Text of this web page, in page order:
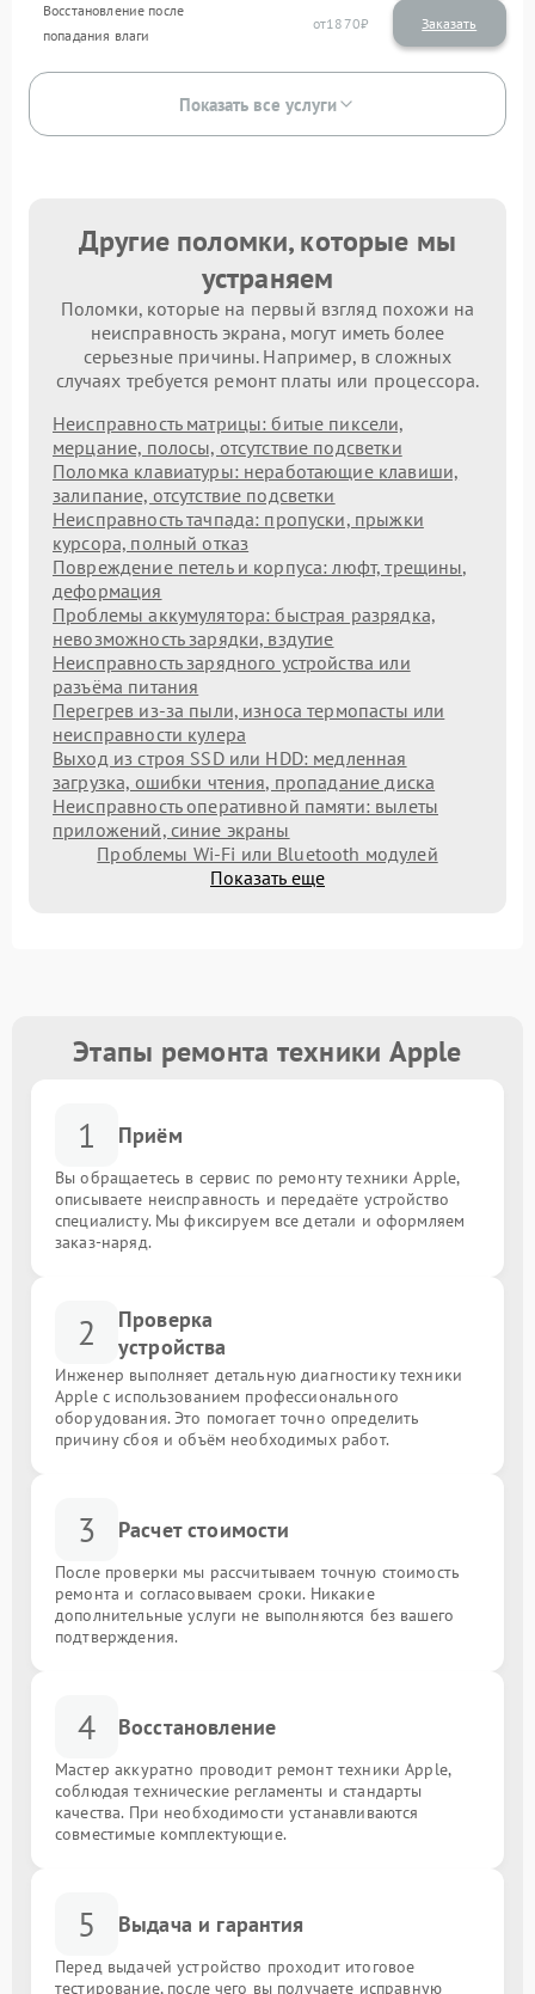
Восстановление после
попадания влаги
1870
Показать все услуги
Другие поломки, которые мы
устраняем
Поломки, которые на первый взгляд похожи на
неисправность экрана, могут иметь более
серьезные причины. Например, в сложных
случаях требуется ремонт платы или процессора.
Неисправность матрицы: битые пиксели,
мерцание, полосы, отсутствие подсветки
Поломка клавиатуры: неработающие клавиши,
залипание, отсутствие подсветки
Неисправность тачпада: пропуски, прыжки
курсора, полный отказ
Повреждение петель и корпуса: люфт, трещины,
деформация
Проблемы аккумулятора: быстрая разрядка,
невозможность зарядки, вздутие
Неисправность зарядного устройства или
разъёма питания
Перегрев из‑за пыли, износа термопасты или
неисправности кулера
Выход из строя SSD или HDD: медленная
загрузка, ошибки чтения, пропадание диска
Неисправность оперативной памяти: вылеты
приложений, синие экраны
Проблемы Wi‑Fi или Bluetooth модулей
Показать еще
Этапы ремонта техники Apple
1 Приём
Вы обращаетесь в сервис по ремонту техники Apple,
описываете неисправность и передаёте устройство
специалисту. Мы фиксируем все детали и оформляем
заказ-наряд.
2
Проверка
устройства
Инженер выполняет детальную диагностику техники
Apple с использованием профессионального
оборудования. Это помогает точно определить
причину сбоя и объём необходимых работ.
3 Расчет стоимости
После проверки мы рассчитываем точную стоимость
ремонта и согласовываем сроки. Никакие
дополнительные услуги не выполняются без вашего
подтверждения.
4 Восстановление
Мастер аккуратно проводит ремонт техники Apple,
соблюдая технические регламенты и стандарты
качества. При необходимости устанавливаются
совместимые комплектующие.
5 Выдача и гарантия
Перед выдачей устройство проходит итоговое
тестирование, после чего вы получаете исправную